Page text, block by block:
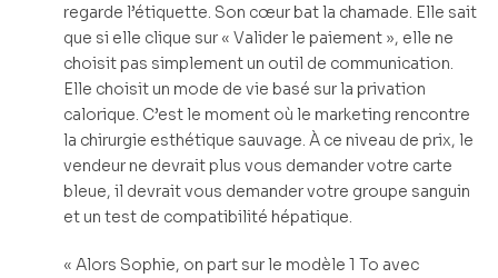
regarde l’étiquette. Son cœur bat la chamade. Elle sait
que si elle clique sur « Valider le paiement », elle ne
choisit pas simplement un outil de communication.
Elle choisit un mode de vie basé sur la privation
calorique. C’est le moment où le marketing rencontre
la chirurgie esthétique sauvage. À ce niveau de prix, le
vendeur ne devrait plus vous demander votre carte
bleue, il devrait vous demander votre groupe sanguin
et un test de compatibilité hépatique.
« Alors Sophie, on part sur le modèle 1 To avec